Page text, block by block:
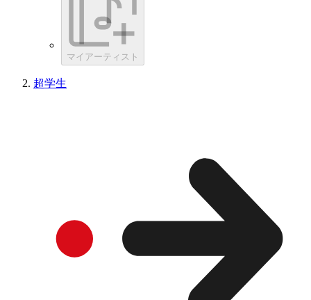
マイアーティスト
超学生